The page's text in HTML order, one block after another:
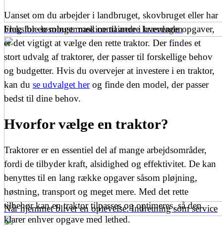
Fleksible løsninger med containere i hverdagen
Når hjemmet bliver en oplevelse: Indretning som service
Uanset om du arbejder i landbruget, skovbruget eller har
brug for en robust maskine til andre krævende opgaver,
er det vigtigt at vælge den rette traktor. Der findes et
stort udvalg af traktorer, der passer til forskellige behov
og budgetter. Hvis du overvejer at investere i en traktor,
kan du se udvalget herog finde den model, der passer
bedst til dine behov.
Hvorfor vælge en traktor?
Traktorer er en essentiel del af mange arbejdsområder,
fordi de tilbyder kraft, alsidighed og effektivitet. De kan
benyttes til en lang række opgaver såsom pløjning,
høstning, transport og meget mere. Med det rette
tilbehør kan en traktor tilpasses og optimeres, så den
klarer enhver opgave med lethed.